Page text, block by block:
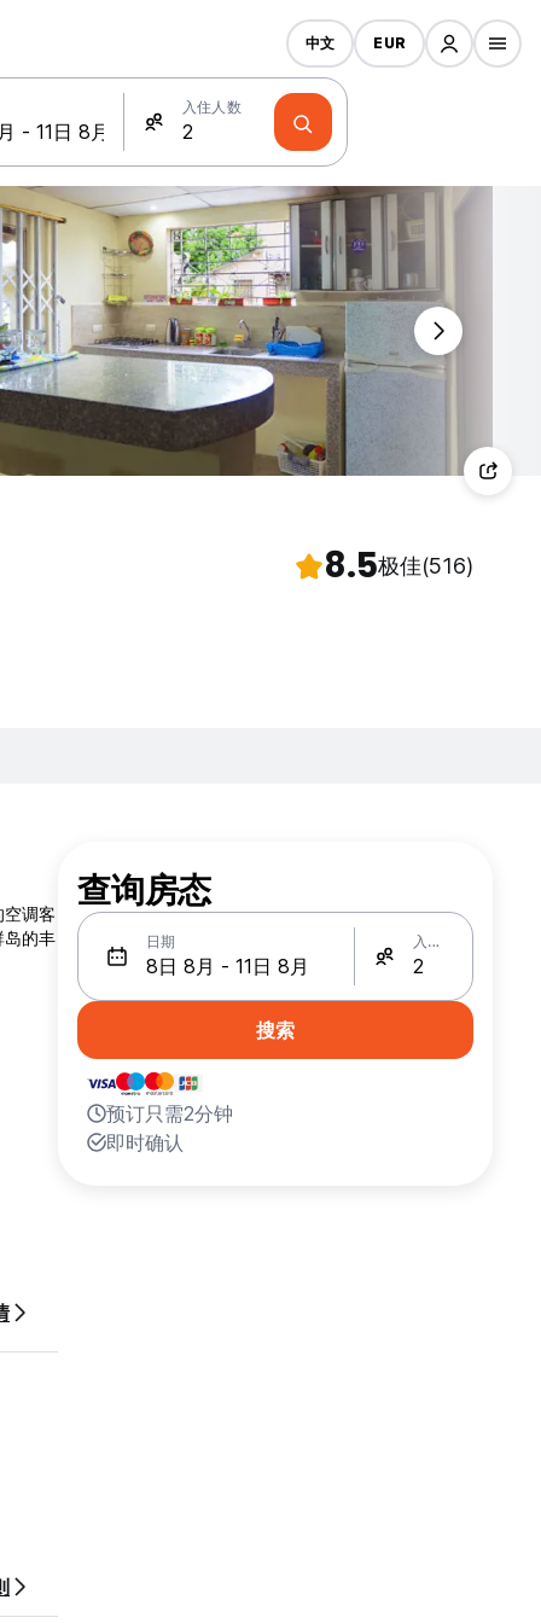
入住人数
中文 EUR
8.5极佳(516)
调客
岛的丰
查询房态
日期 入住人数
搜索
预订只需2分钟
即时确认